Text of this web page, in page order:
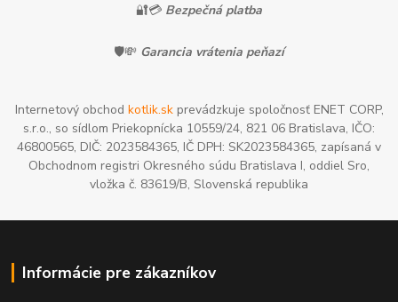
🔐💳 Bezpečná platba
🛡️💸 Garancia vrátenia peňazí
Internetový obchod kotlik.skprevádzkuje spoločnosť ENET CORP,
s.r.o., so sídlom Priekopnícka 10559/24, 821 06 Bratislava, IČO:
46800565, DIČ: 2023584365, IČ DPH: SK2023584365, zapísaná v
Obchodnom registri Okresného súdu Bratislava I, oddiel Sro,
vložka č. 83619/B, Slovenská republika
Informácie pre zákazníkov